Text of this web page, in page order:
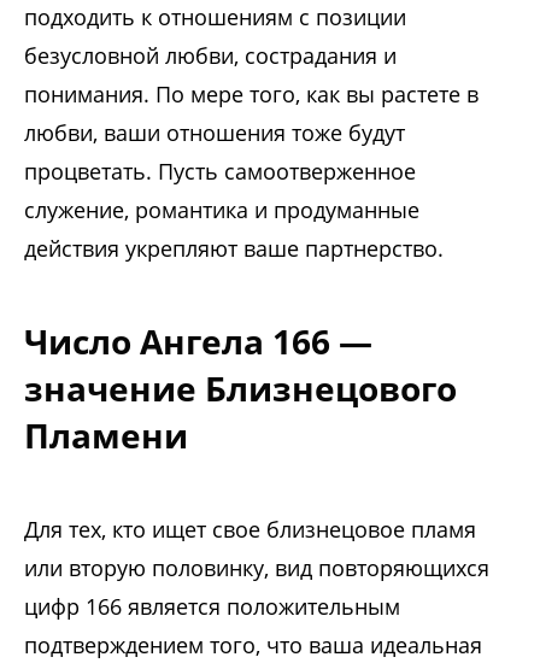
подходить к отношениям с позиции
безусловной любви, сострадания и
понимания. По мере того, как вы растете в
любви, ваши отношения тоже будут
процветать. Пусть самоотверженное
служение, романтика и продуманные
действия укрепляют ваше партнерство.
Число Ангела 166 —
значение Близнецового
Пламени
Для тех, кто ищет свое близнецовое пламя
или вторую половинку, вид повторяющихся
цифр 166 является положительным
подтверждением того, что ваша идеальная